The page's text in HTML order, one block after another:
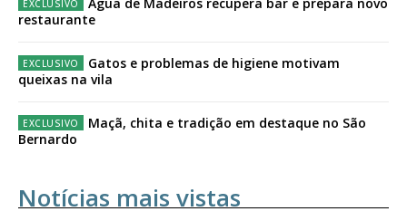
restaurante
Gatos e problemas de higiene motivam
queixas na vila
Maçã, chita e tradição em destaque no São
Bernardo
Notícias mais vistas